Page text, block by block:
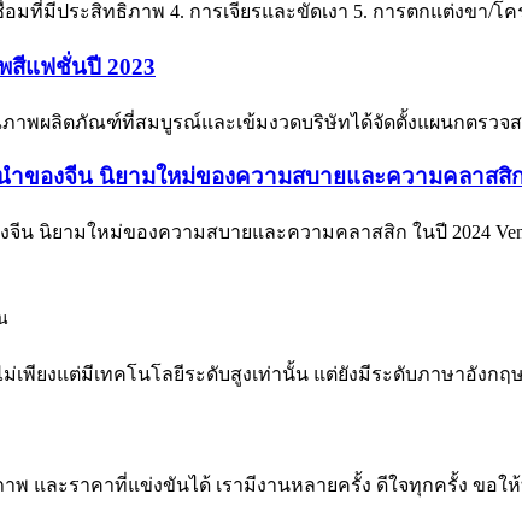
อมที่มีประสิทธิภาพ 4. การเจียรและขัดเงา 5. การตกแต่งขา/โ
สีแฟชั่นปี 2023
าพผลิตภัณฑ์ที่สมบูรณ์และเข้มงวดบริษัทได้จัดตั้งแผนกตรวจ
ำของจีน นิยามใหม่ของความสบายและความคลาสสิ
จีน นิยามใหม่ของความสบายและความคลาสสิก ในปี 2024
เพียงแต่มีเทคโนโลยีระดับสูงเท่านั้น แต่ยังมีระดับภาษาอังก
และราคาที่แข่งขันได้ เรามีงานหลายครั้ง ดีใจทุกครั้ง ขอใ